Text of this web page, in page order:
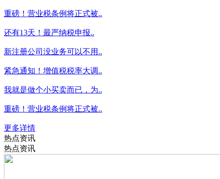
重磅！营业税条例将正式被..
还有13天！最严纳税申报..
新注册公司没业务可以不用..
紧急通知！增值税税率大调..
我就是做个小买卖而已，为..
重磅！营业税条例将正式被..
更多详情
热点资讯
热点资讯